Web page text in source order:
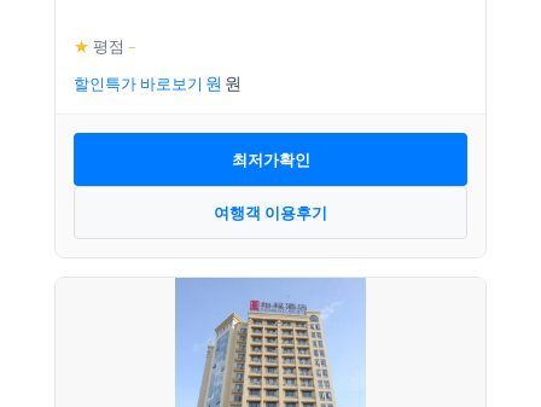
★ 평점 –
할인특가 바로보기
최저가확인
여행객 이용후기